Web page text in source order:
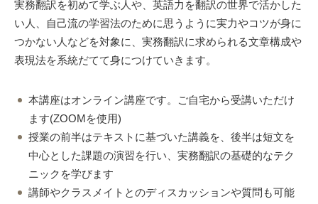
実務翻訳を初めて学ぶ人や、英語力を翻訳の世界で活かした
い人、自己流の学習法のために思うように実力やコツが身に
つかない人などを対象に、実務翻訳に求められる文章構成や
表現法を系統だてて身につけていきます。
本講座はオンライン講座です。ご自宅から受講いただけ
ます(ZOOMを使用)
授業の前半はテキストに基づいた講義を、後半は短文を
中心とした課題の演習を行い、実務翻訳の基礎的なテク
ニックを学びます
講師やクラスメイトとのディスカッションや質問も可能